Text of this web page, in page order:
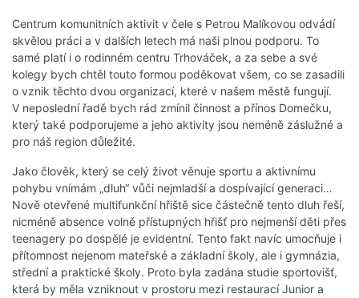
Centrum komunitních aktivit v čele s Petrou Malíkovou odvádí
skvělou práci a v dalších letech má naši plnou podporu. To
samé platí i o rodinném centru Trhováček, a za sebe a své
kolegy bych chtěl touto formou poděkovat všem, co se zasadili
o vznik těchto dvou organizací, které v našem městě fungují.
V neposlední řadě bych rád zmínil činnost a přínos Domečku,
který také podporujeme a jeho aktivity jsou neméně záslužné a
pro náš region důležité.
Jako člověk, který se celý život věnuje sportu a aktivnímu
pohybu vnímám „dluh“ vůči nejmladší a dospívající generaci…
Nově otevřené multifunkční hřiště sice částečně tento dluh řeší,
nicméně absence volně přístupných hřišť pro nejmenší děti přes
teenagery po dospělé je evidentní. Tento fakt navíc umocňuje i
přítomnost nejenom mateřské a základní školy, ale i gymnázia,
střední a praktické školy. Proto byla zadána studie sportovišť,
která by měla vzniknout v prostoru mezi restaurací Junior a